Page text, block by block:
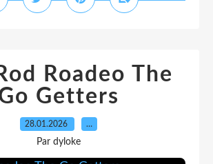
Roadeo The
Getters
28.01.2026 …
Par dyloke